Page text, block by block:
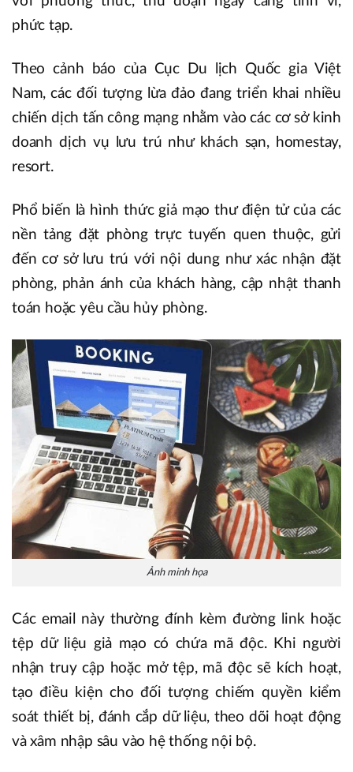
phức tạp.
Theo cảnh báo của Cục Du lịch Quốc gia Việt
Nam, các đối tượng lừa đảo đang triển khai nhiều
chiến dịch tấn công mạng nhằm vào các cơ sở kinh
doanh dịch vụ lưu trú như khách sạn, homestay,
resort.
Phổ biến là hình thức giả mạo thư điện tử của các
nền tảng đặt phòng trực tuyến quen thuộc, gửi
đến cơ sở lưu trú với nội dung như xác nhận đặt
phòng, phản ánh của khách hàng, cập nhật thanh
toán hoặc yêu cầu hủy phòng.
Ảnh minh họa
Các email này thường đính kèm đường link hoặc
tệp dữ liệu giả mạo có chứa mã độc. Khi người
nhận truy cập hoặc mở tệp, mã độc sẽ kích hoạt,
tạo điều kiện cho đối tượng chiếm quyền kiểm
soát thiết bị, đánh cắp dữ liệu, theo dõi hoạt động
và xâm nhập sâu vào hệ thống nội bộ.